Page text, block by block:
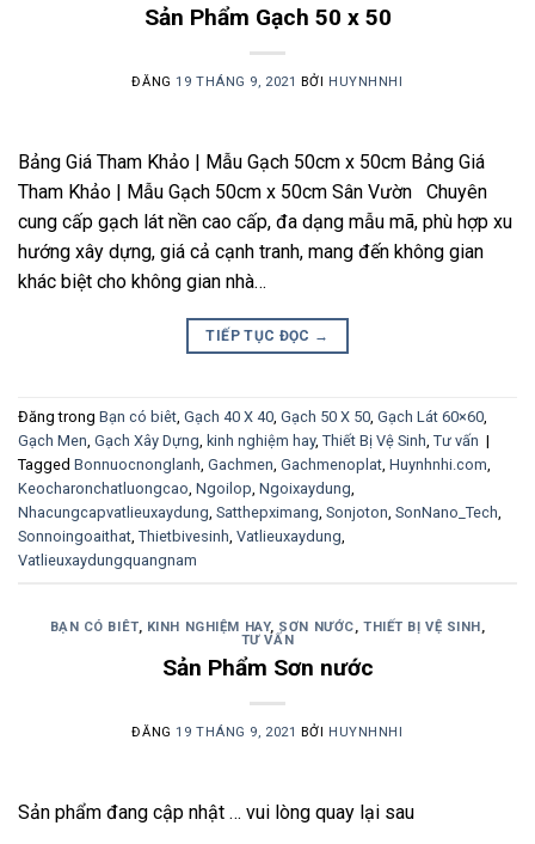
Sản Phẩm Gạch 50 x 50
ĐĂNG19 THÁNG 9, 2021 BỞI HUYNHNHI
Bảng Giá Tham Khảo | Mẫu Gạch 50cm x 50cm Bảng Giá
Tham Khảo | Mẫu Gạch 50cm x 50cm Sân Vườn Chuyên
cung cấp gạch lát nền cao cấp, đa dạng mẫu mã, phù hợp xu
hướng xây dựng, giá cả cạnh tranh, mang đến không gian
khác biệt cho không gian nhà…
TIẾP TỤC ĐỌC →
Đăng trong Bạn có biêt, Gạch 40 X 40, Gạch 50 X 50, Gạch Lát 60×60,
Gạch Men, Gạch Xây Dựng, kinh nghiệm hay, Thiết Bị Vệ Sinh, Tư vấn |
Tagged Bonnuocnonglanh, Gachmen, Gachmenoplat, Huynhnhi.com,
Keocharonchatluongcao, Ngoilop, Ngoixaydung,
Nhacungcapvatlieuxaydung, Satthepximang, Sonjoton, SonNano_Tech,
Sonnoingoaithat, Thietbivesinh, Vatlieuxaydung,
Vatlieuxaydungquangnam
BẠN CÓ BIÊT, KINH NGHIỆM HAY, SƠN NƯỚC, THIẾT BỊ VỆ SINH,
TƯ VẤN
Sản Phẩm Sơn nước
ĐĂNG19 THÁNG 9, 2021 BỞI HUYNHNHI
Sản phẩm đang cập nhật … vui lòng quay lại sau